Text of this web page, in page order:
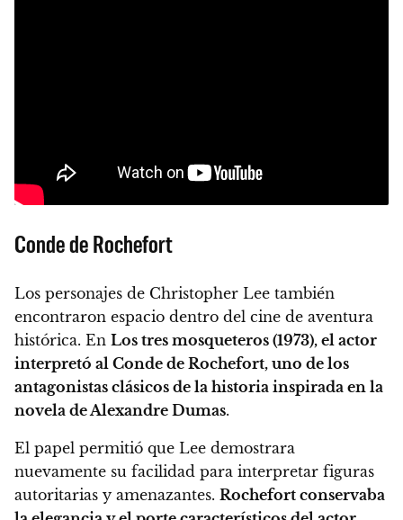
Conde de Rochefort
Los personajes de Christopher Lee también
encontraron espacio dentro del cine de aventura
histórica. En Los tres mosqueteros (1973), el actor
interpretó al Conde de Rochefort, uno de los
antagonistas clásicos de la historia inspirada en la
novela de Alexandre Dumas.
El papel permitió que Lee demostrara
nuevamente su facilidad para interpretar figuras
autoritarias y amenazantes. Rochefort conservaba